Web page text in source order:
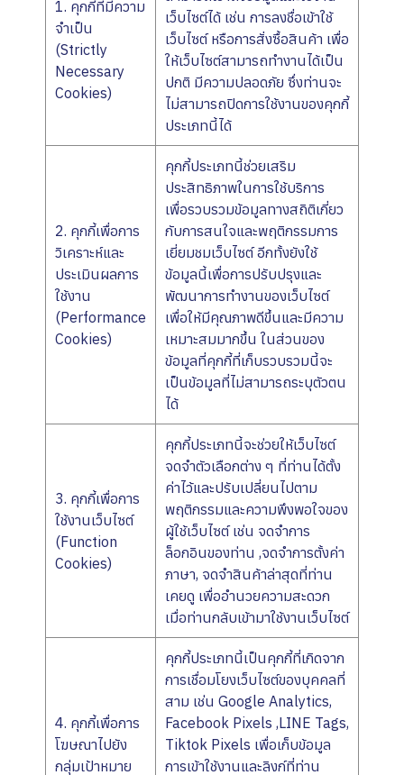
1. คุกกี้ที่มีความ
จำเป็น
(Strictly
Necessary
Cookies)
เว็บไซต์ได้ เช่น การลงชื่อเข้าใช้
เว็บไซต์ หรือการสั่งซื้อสินค้า เพื่อ
ให้เว็บไซต์สามารถทำงานได้เป็น
ปกติ มีความปลอดภัย ซึ่งท่านจะ
ไม่สามารถปิดการใช้งานของคุกกี้
ประเภทนี้ได้
2. คุกกี้เพื่อการ
วิเคราะห์และ
ประเมินผลการ
ใช้งาน
(Performance
Cookies)
คุกกี้ประเภทนี้ช่วยเสริม
ประสิทธิภาพในการใช้บริการ
เพื่อรวบรวมข้อมูลทางสถิติเกี่ยว
กับการสนใจและพฤติกรรมการ
เยี่ยมชมเว็บไซต์ อีกทั้งยังใช้
ข้อมูลนี้เพื่อการปรับปรุงและ
พัฒนาการทำงานของเว็บไซต์
เพื่อให้มีคุณภาพดีขึ้นและมีความ
เหมาะสมมากขึ้น ในส่วนของ
ข้อมูลที่คุกกี้ที่เก็บรวบรวมนี้จะ
เป็นข้อมูลที่ไม่สามารถระบุตัวตน
ได้
3. คุกกี้เพื่อการ
ใช้งานเว็บไซต์
(Function
Cookies)
คุกกี้ประเภทนี้จะช่วยให้เว็บไซต์
จดจำตัวเลือกต่าง ๆ ที่ท่านได้ตั้ง
ค่าไว้และปรับเปลี่ยนไปตาม
พฤติกรรมและความพึงพอใจของ
ผู้ใช้เว็บไซต์ เช่น จดจำการ
ล็อกอินของท่าน ,จดจำการตั้งค่า
ภาษา, จดจำสินค้าล่าสุดที่ท่าน
เคยดู เพื่ออำนวยความสะดวก
เมื่อท่านกลับเข้ามาใช้งานเว็บไซต์
4. คุกกี้เพื่อการ
โฆษณาไปยัง
กลุ่มเป้าหมาย
คุกกี้ประเภทนี้เป็นคุกกี้ที่เกิดจาก
การเชื่อมโยงเว็บไซต์ของบุคคลที่
สาม เช่น Google Analytics,
Facebook Pixels ,LINE Tags,
Tiktok Pixels เพื่อเก็บข้อมูล
การเข้าใช้งานและลิงก์ที่ท่าน